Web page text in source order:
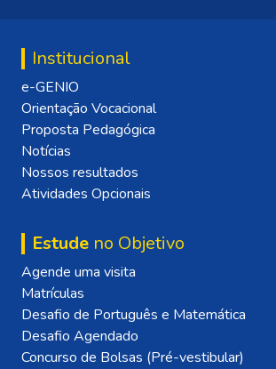
Institucional
e-GENIO
Orientação Vocacional
Proposta Pedagógica
Notícias
Nossos resultados
Atividades Opcionais
Estude no Objetivo
Agende uma visita
Matrículas
Desafio de Português e Matemática
Desafio Agendado
Concurso de Bolsas (Pré-vestibular)